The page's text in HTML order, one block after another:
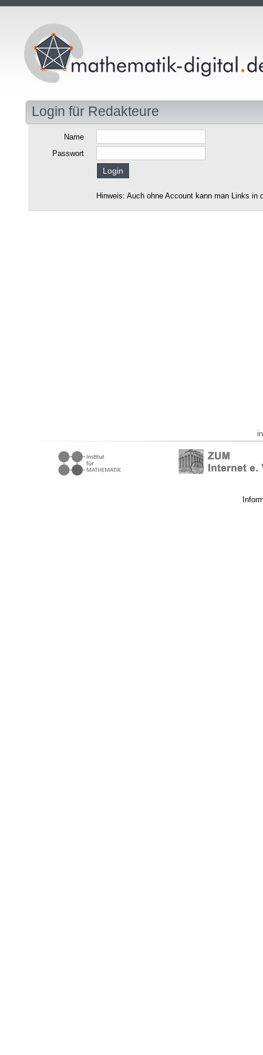
Login für Redakteure
Name
Passwort
Hinweis: Auch ohne Account kann man Links in